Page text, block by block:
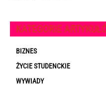
KATEGORIE
BIZNES
ŻYCIE STUDENCKIE
WYWIADY